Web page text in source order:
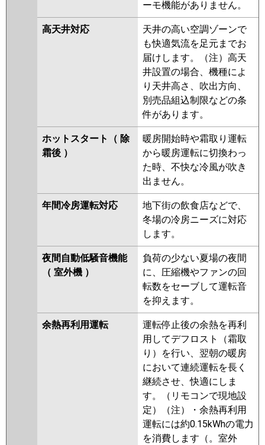
ーモ機能がありません。
高天井対応
天井の高い空調ゾーンで
も快適気流を足元までお
届けします。（注）高天
井設置の場合、機種によ
り天井高さ、吹出方向、
別売品組込制限などの条
件があります。
ホットスタート（ 除
霜後 ）
暖房開始時や霜取り運転
から暖房運転に切換わっ
た時、不快な冷風が吹き
出ません。
年間冷房運転対応
地下街の飲食店などで、
冬場の冷房ニーズに対応
します。
夜間自動低騒音機能
（ 室外機 ）
負荷の少ない夏場の夜間
に、圧縮機やファンの回
転数をセーブして運転音
を抑えます。
余熱再利用運転
運転停止後の余熱を再利
用してデフロスト（霜取
り）を行い、翌朝の暖房
において連続運転を長く
継続させ、快適にしま
す。（リモコンで現地設
定）（注）・余熱再利用
運転には約0.15kWhの電力
を消費します（。室外